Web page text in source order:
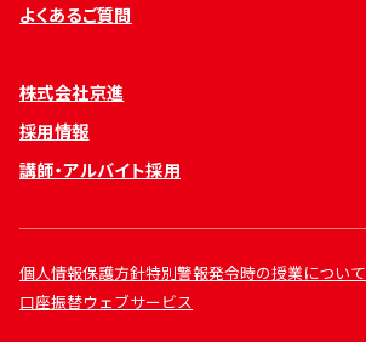
よくあるご質問
株式会社京進
採用情報
講師・アルバイト採用
個人情報保護方針特別警報発令時の授業について
口座振替ウェブサービス